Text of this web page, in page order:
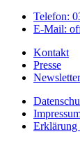
Telefon:
E-Mail:
Kontakt
Presse
Newsletter
Erklärung